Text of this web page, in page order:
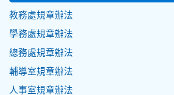
教務處規章辦法
學務處規章辦法
總務處規章辦法
輔導室規章辦法
人事室規章辦法